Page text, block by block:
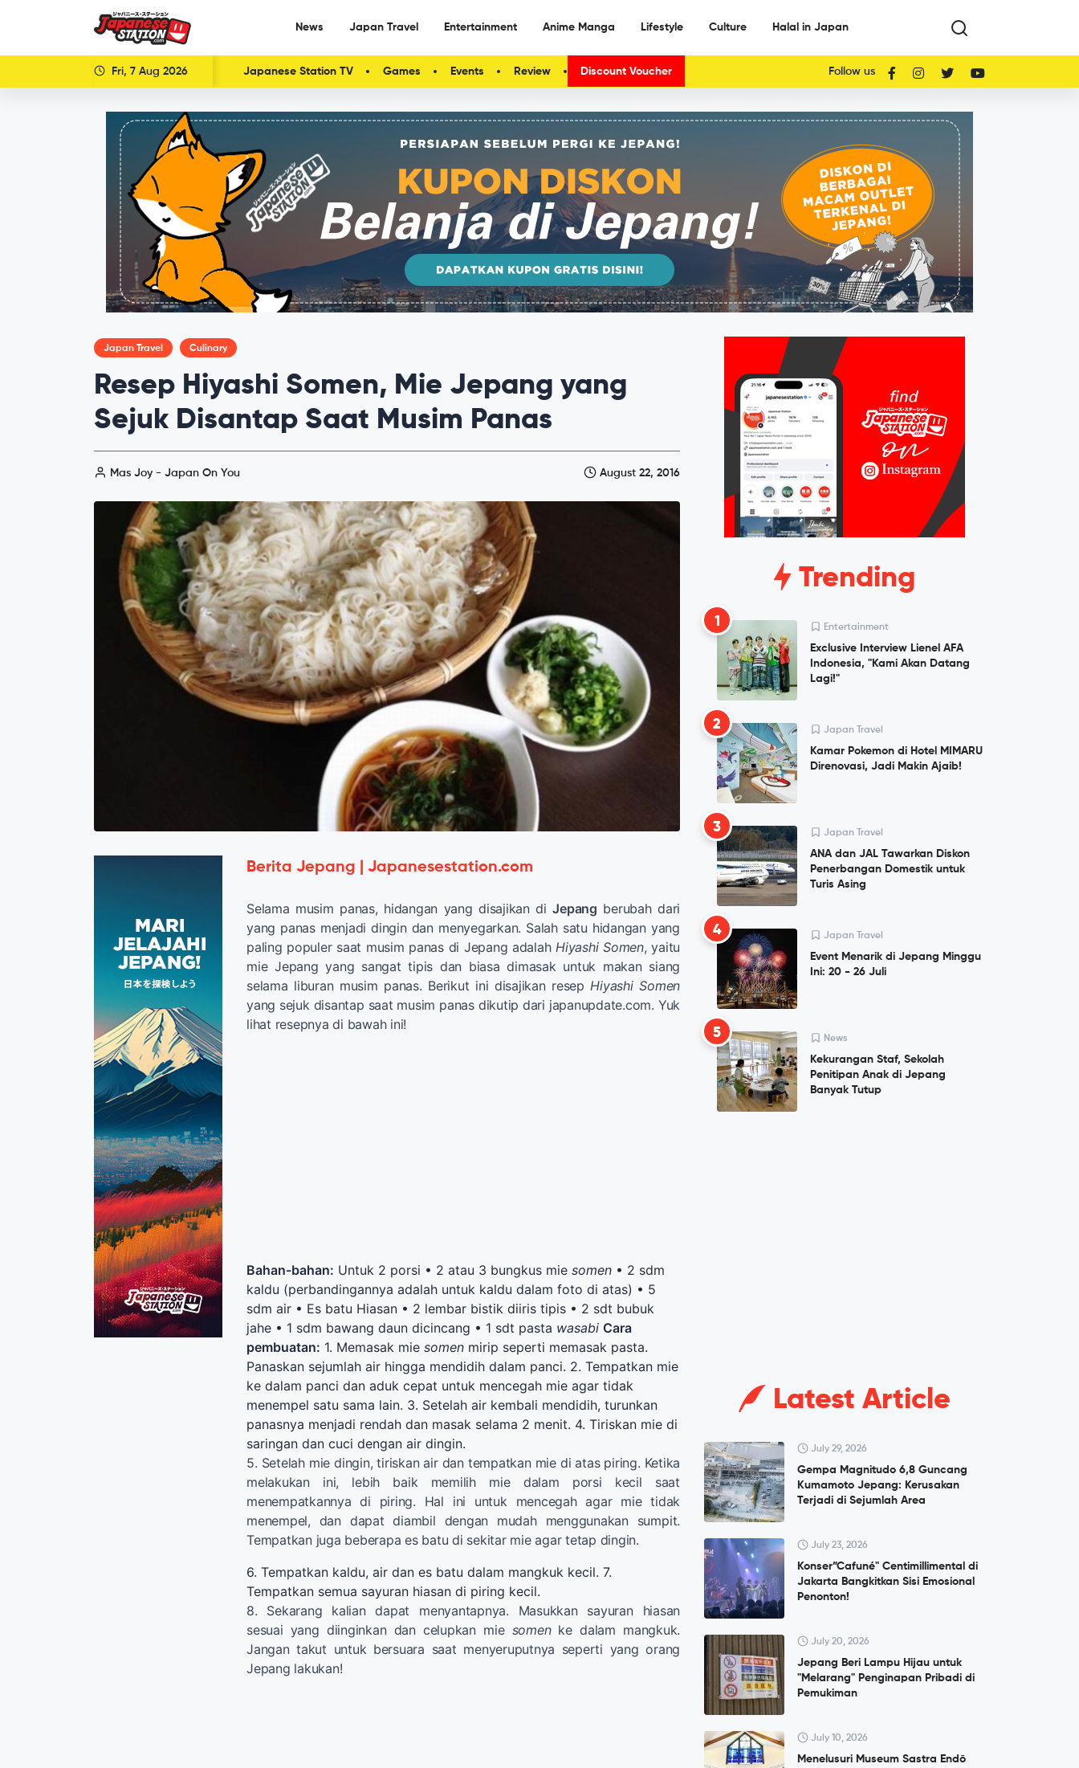
News Japan Travel Entertainment Anime Manga Lifestyle Culture Halal in Japan
Fri, 7 Aug 2026 Japanese Station TV Games Events Review Discount Voucher Follow us
Japan Travel Culinary
Resep Hiyashi Somen, Mie Jepang yang
Sejuk Disantap Saat Musim Panas
Mas Joy - Japan On You August 22, 2016
Berita Jepang | Japanesestation.com
Selama musim panas, hidangan yang disajikan diJepang berubah dari
yang panas menjadi dingin dan menyegarkan. Salah satu hidangan yang
paling populer saat musim panas di Jepang adalah Hiyashi Somen, yaitu
mie Jepang yang sangat tipis dan biasa dimasak untuk makan siang
selama liburan musim panas. Berikut ini disajikan resep Hiyashi Somen
yang sejuk disantap saat musim panas dikutip dari japanupdate.com. Yuk
lihat resepnya di bawah ini!
Bahan-bahan: Untuk 2 porsi • 2 atau 3 bungkus mie somen • 2 sdm
kaldu (perbandingannya adalah untuk kaldu dalam foto di atas) • 5
sdm air • Es batu Hiasan • 2 lembar bistik diiris tipis • 2 sdt bubuk
jahe • 1 sdm bawang daun dicincang • 1 sdt pasta wasabi Cara
pembuatan: 1. Memasak mie somen mirip seperti memasak pasta.
Panaskan sejumlah air hingga mendidih dalam panci. 2. Tempatkan mie
ke dalam panci dan aduk cepat untuk mencegah mie agar tidak
menempel satu sama lain. 3. Setelah air kembali mendidih, turunkan
panasnya menjadi rendah dan masak selama 2 menit. 4. Tiriskan mie di
saringan dan cuci dengan air dingin.
5. Setelah mie dingin, tiriskan air dan tempatkan mie di atas piring. Ketika
melakukan ini, lebih baik memilih mie dalam porsi kecil saat
menempatkannya di piring. Hal ini untuk mencegah agar mie tidak
menempel, dan dapat diambil dengan mudah menggunakan sumpit.
Tempatkan juga beberapa es batu di sekitar mie agar tetap dingin.
6. Tempatkan kaldu, air dan es batu dalam mangkuk kecil. 7.
Tempatkan semua sayuran hiasan di piring kecil.
8. Sekarang kalian dapat menyantapnya. Masukkan sayuran hiasan
sesuai yang diinginkan dan celupkan mie somenke dalam mangkuk.
Jangan takut untuk bersuara saat menyeruputnya seperti yang orang
Jepang lakukan!
Trending
1 Entertainment
Exclusive Interview Lienel AFA
Indonesia, "Kami Akan Datang
Lagi!"
2 Japan Travel
Kamar Pokemon di Hotel MIMARU
Direnovasi, Jadi Makin Ajaib!
3 Japan Travel
ANA dan JAL Tawarkan Diskon
Penerbangan Domestik untuk
Turis Asing
4 Japan Travel
Event Menarik di Jepang Minggu
Ini: 20 - 26 Juli
5 News
Kekurangan Staf, Sekolah
Penitipan Anak di Jepang
Banyak Tutup
Latest Article
July 29, 2026
Gempa Magnitudo 6,8 Guncang
Kumamoto Jepang: Kerusakan
Terjadi di Sejumlah Area
July 23, 2026
Konser”Cafuné" Centimillimental di
Jakarta Bangkitkan Sisi Emosional
Penonton!
July 20, 2026
Jepang Beri Lampu Hijau untuk
"Melarang" Penginapan Pribadi di
Pemukiman
July 10, 2026
Menelusuri Museum Sastra Endō